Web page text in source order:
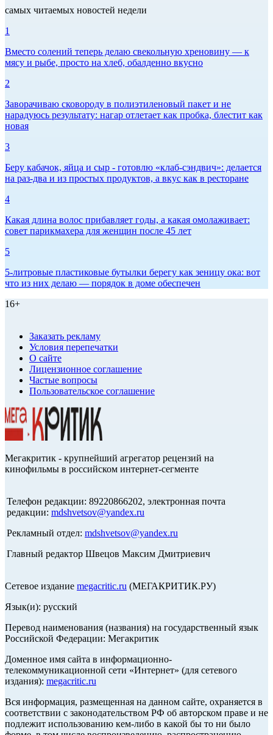
самых читаемых новостей недели
1
Вместо солений теперь делаю свекольную хреновину — к
мясу и рыбе, просто на хлеб, обалденно вкусно
2
Заворачиваю сковороду в полиэтиленовый пакет и не
нарадуюсь результату: нагар отлетает как пробка, блестит как
новая
3
Беру кабачок, яйца и сыр - готовлю «клаб-сэндвич»: делается
на раз-два и из простых продуктов, а вкус как в ресторане
4
Какая длина волос прибавляет годы, а какая омолаживает:
совет парикмахера для женщин после 45 лет
5
5-литровые пластиковые бутылки берегу как зеницу ока: вот
что из них делаю — порядок в доме обеспечен
16+
Заказать рекламу
Условия перепечатки
О сайте
Лицензионное соглашение
Частые вопросы
Пользовательское соглашение
Мегакритик - крупнейший агрегатор рецензий на
кинофильмы в российском интернет-сегменте
Телефон редакции: 89220866202, электронная почта
редакции: mdshvetsov@yandex.ru
Рекламный отдел: mdshvetsov@yandex.ru
Главный редактор Швецов Максим Дмитриевич
Сетевое издание megacritic.ru (МЕГАКРИТИК.РУ)
Язык(и): русский
Перевод наименования (названия) на государственный язык
Российской Федерации: Мегакритик
Доменное имя сайта в информационно-
телекоммуникационной сети «Интернет» (для сетевого
издания): megacritic.ru
Вся информация, размещенная на данном сайте, охраняется в
соответствии с законодательством РФ об авторском праве и не
подлежит использованию кем-либо в какой бы то ни было